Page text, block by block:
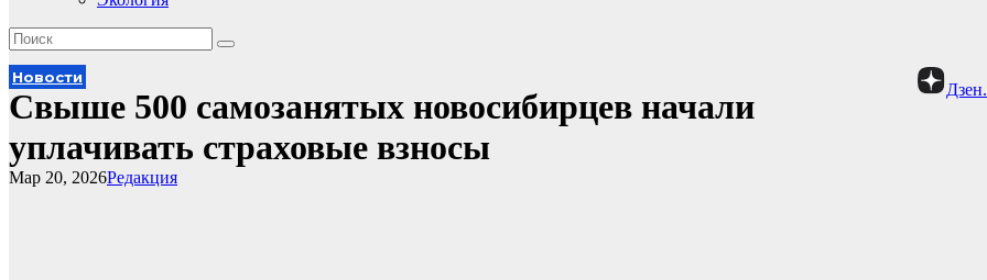
Новости
Свыше 500 самозанятых новосибирцев начали
уплачивать страховые взносы
Редакция
Мар 20, 2026